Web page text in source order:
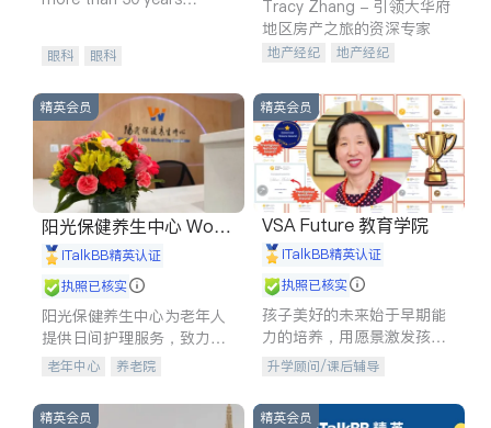
眼科 眼科
Tracy Zhang - 引领大华府
地区房产之旅的资深专家
地产经纪
地产经纪
商铺租售
开发商建商
精英会员
阳光保健养生中心 World
shine
iTalkBB精英认证
执照已核实
阳光保健养生中心为老年人
提供日间护理服务，致力于
通过持续的护理创新来有效
老年中心 养老院
精英会员
VSA Future 教育学院
iTalkBB精英认证
执照已核实
孩子美好的未来始于早期能
力的培养，用愿景激发孩子
的学习潜力和动力。理念：
拥有成长型心态是成功的基
石。
升学顾问/课后辅导
精英会员 精英会员